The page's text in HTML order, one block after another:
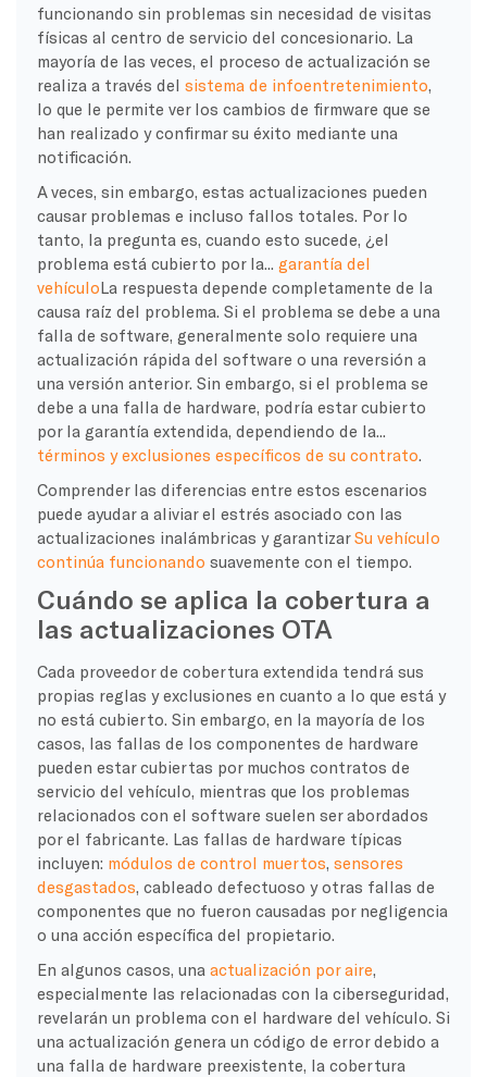
funcionando sin problemas sin necesidad de visitas
físicas al centro de servicio del concesionario. La
mayoría de las veces, el proceso de actualización se
realiza a través del sistema de infoentretenimiento
lo que le permite ver los cambios de firmware que se
han realizado y confirmar su éxito mediante una
notificación.
A veces, sin embargo, estas actualizaciones pueden
causar problemas e incluso fallos totales. Por lo
tanto, la pregunta es, cuando esto sucede, ¿el
problema está cubierto por la... garantía del
vehículoLa respuesta depende completamente de la
causa raíz del problema. Si el problema se debe a una
falla de software, generalmente solo requiere una
actualización rápida del software o una reversión a
una versión anterior. Sin embargo, si el problema se
debe a una falla de hardware, podría estar cubierto
por la garantía extendida, dependiendo de la...
términos y exclusiones específicos de su contrato
Comprender las diferencias entre estos escenarios
puede ayudar a aliviar el estrés asociado con las
actualizaciones inalámbricas y garantizarSu vehículo
continúa funcionando suavemente con el tiempo.
Cuándo se aplica la cobertura a
las actualizaciones OTA
Cada proveedor de cobertura extendida tendrá sus
propias reglas y exclusiones en cuanto a lo que está y
no está cubierto. Sin embargo, en la mayoría de los
casos, las fallas de los componentes de hardware
pueden estar cubiertas por muchos contratos de
servicio del vehículo, mientras que los problemas
relacionados con el software suelen ser abordados
por el fabricante. Las fallas de hardware típicas
incluyen: módulos de control muertos sensores
desgastados , cableado defectuoso y otras fallas de
componentes que no fueron causadas por negligencia
o una acción específica del propietario.
En algunos casos, una actualización por aire
especialmente las relacionadas con la ciberseguridad,
revelarán un problema con el hardware del vehículo. Si
una actualización genera un código de error debido a
una falla de hardware preexistente, la cobertura